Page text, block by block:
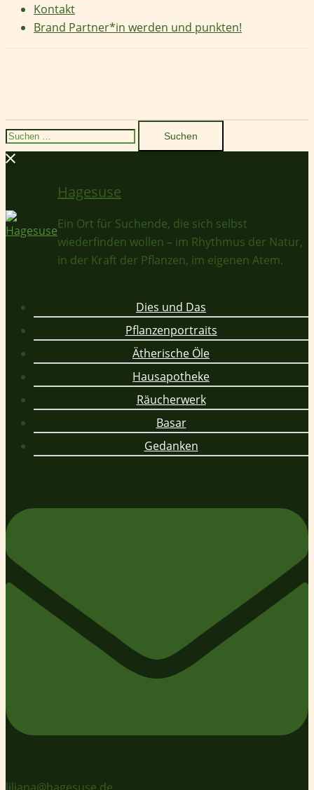
Kontakt
Brand Partner*in werden und punkten!
Suchen
nach:
Hagesuse
Ein Ort für Suchende, die sich selbst
wiederfinden wollen – im Rhythmus der Natur,
in der Kraft der Pflanzen, im eigenen Atem.
Dies und Das
Pflanzenportraits
Ätherische Öle
Hausapotheke
Räucherwerk
Basar
Gedanken